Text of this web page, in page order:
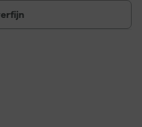
De waaier is bruikbaar
en lak en geeft een
en lak
Greene